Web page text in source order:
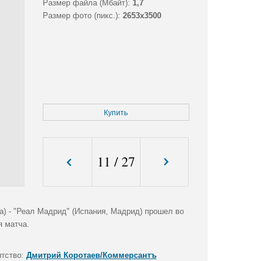
Размер файла (Мбайт): 1,7
Размер фото (пикс.): 2653x3500
Купить
11 /27
- "Реал Мадрид" (Испания, Мадрид) прошел во
матча.
Дмитрий Коротаев/Коммерсантъ